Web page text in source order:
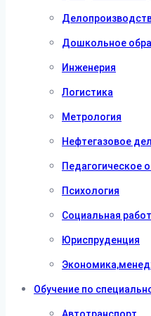
Дошкольное
Инженерия
Логистика
Метрология
Нефтегазовое
Педагогическое
Психология
Социальная
Юриспруденция
Обучение по